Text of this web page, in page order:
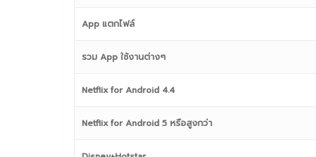
App แตกไฟล์
รวม App ใช้งานต่างๆ
Netflix for Android 4.4
Netflix for Android 5 หรือสูงกว่า